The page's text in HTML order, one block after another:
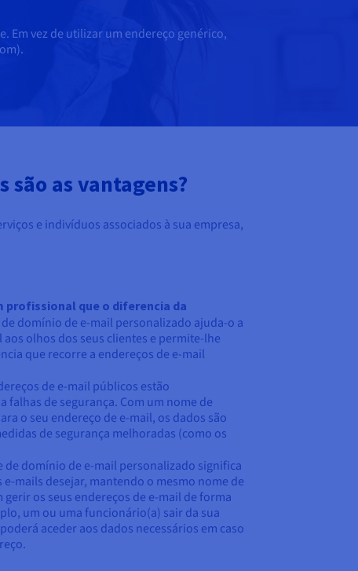
Em vez de utilizar um endereço genérico,
as vantagens?
e indivíduos associados à sua empresa,
profissional que o diferencia da
domínio de e-mail personalizado ajuda-o a
olhos dos seus clientes e permite-lhe
que recorre a endereços de e-mail
de e-mail públicos estão
falhas de segurança. Com um nome de
o seu endereço de e-mail, os dados são
de segurança melhoradas (como os
de domínio de e-mail personalizado significa
mails desejar, mantendo o mesmo nome de
os seus endereços de e-mail de forma
um ou uma funcionário(a) sair da sua
aceder aos dados necessários em caso